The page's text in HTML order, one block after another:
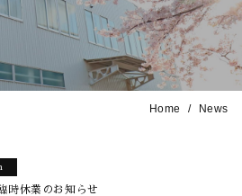
Home News
時休業のお知らせ